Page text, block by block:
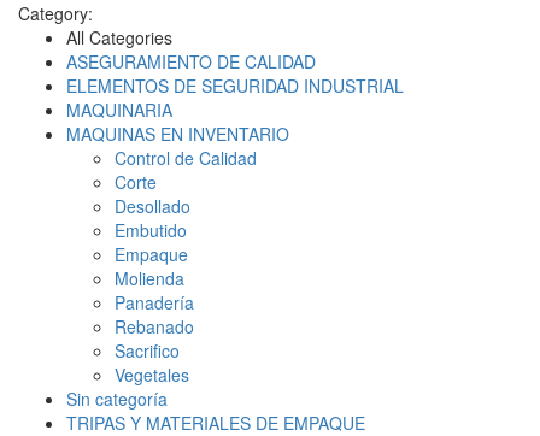
Category:
All Categories
ASEGURAMIENTO DE CALIDAD
ELEMENTOS DE SEGURIDAD INDUSTRIAL
MAQUINARIA
MAQUINAS EN INVENTARIO
Control de Calidad
Corte
Desollado
Embutido
Empaque
Molienda
Panadería
Rebanado
Sacrifico
Vegetales
Sin categoría
TRIPAS Y MATERIALES DE EMPAQUE